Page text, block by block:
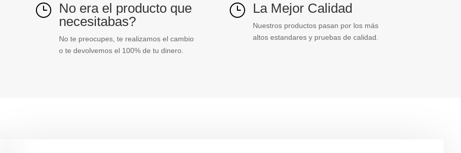
} No era el producto que
necesitabas?
No te preocupes, te realizamos el cambio
o te devolvemos el 100% de tu dinero.
} La Mejor Calidad
Nuestros productos pasan por los más
altos estandares y pruebas de calidad.